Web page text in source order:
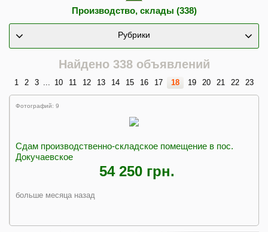
Производство, склады (338)
Рубрики
Найдено 338 объявлений
1 2 3 ... 10 11 12 13 14 15 16 17 18 19 20 21 22 23
Фотографий: 9
Сдам производственно-складское помещение в пос.
Докучаевское
54 250 грн.
больше месяца назад